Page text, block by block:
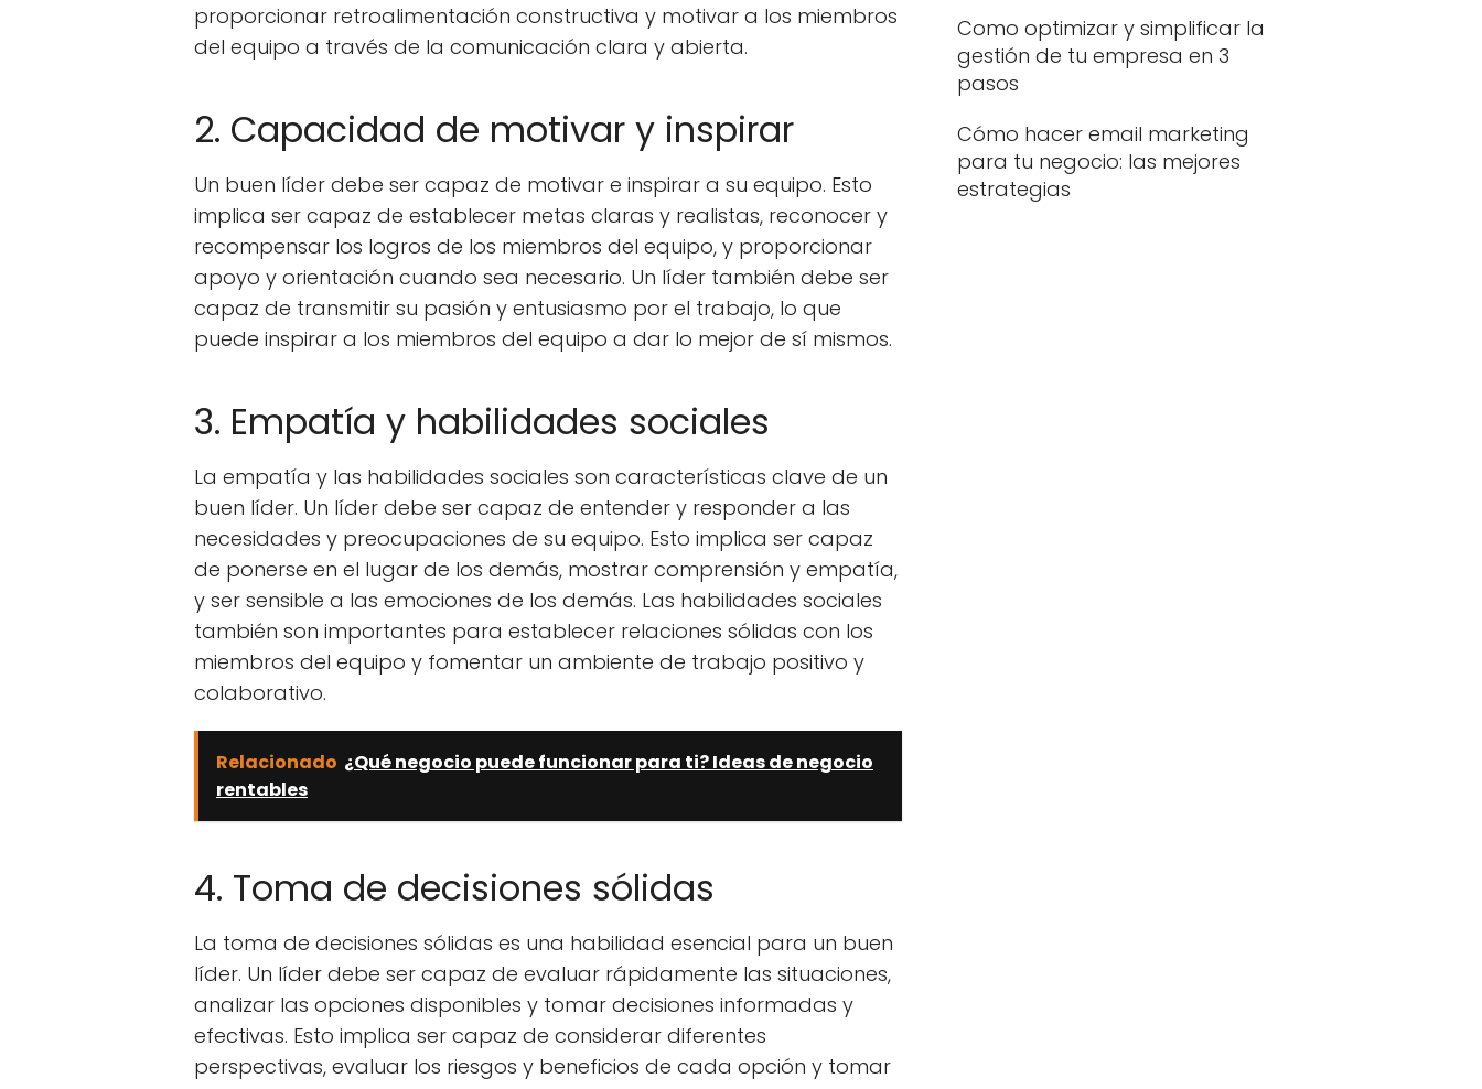
proporcionar retroalimentación constructiva y motivar a los miembros
del equipo a través de la comunicación clara y abierta.
2. Capacidad de motivar y inspirar
Un buen líder debe ser capaz de motivar e inspirar a su equipo. Esto
implica ser capaz de establecer metas claras y realistas, reconocer y
recompensar los logros de los miembros del equipo, y proporcionar
apoyo y orientación cuando sea necesario. Un líder también debe ser
capaz de transmitir su pasión y entusiasmo por el trabajo, lo que
puede inspirar a los miembros del equipo a dar lo mejor de sí mismos.
3. Empatía y habilidades sociales
La empatía y las habilidades sociales son características clave de un
buen líder. Un líder debe ser capaz de entender y responder a las
necesidades y preocupaciones de su equipo. Esto implica ser capaz
de ponerse en el lugar de los demás, mostrar comprensión y empatía,
y ser sensible a las emociones de los demás. Las habilidades sociales
también son importantes para establecer relaciones sólidas con los
miembros del equipo y fomentar un ambiente de trabajo positivo y
colaborativo.
Relacionado ¿Qué negocio puede funcionar para ti? Ideas de negocio
rentables
4. Toma de decisiones sólidas
La toma de decisiones sólidas es una habilidad esencial para un buen
líder. Un líder debe ser capaz de evaluar rápidamente las situaciones,
analizar las opciones disponibles y tomar decisiones informadas y
efectivas. Esto implica ser capaz de considerar diferentes
perspectivas, evaluar los riesgos y beneficios de cada opción y tomar
Como optimizar y simplificar la
gestión de tu empresa en 3
pasos
Cómo hacer email marketing
para tu negocio: las mejores
estrategias